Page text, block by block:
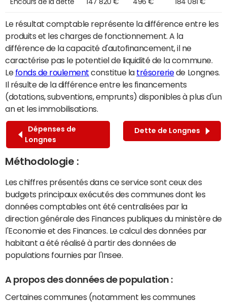
Le résultat comptable représente la différence entre les
produits et les charges de fonctionnement. A la
différence de la capacité d'autofinancement, il ne
caractérise pas le potentiel de liquidité de la commune.
Le fonds de roulement constitue la trésoreriede Longnes.
Il résulte de la différence entre les financements
(dotations, subventions, emprunts) disponibles à plus d'un
an et les immobilisations.
Dépenses de
Longnes
Dette de Longnes
Méthodologie :
Les chiffres présentés dans ce service sont ceux des
budgets principaux exécutés des communes dont les
données comptables ont été centralisées par la
direction générale des Finances publiques du ministère de
l'Economie et des Finances. Le calcul des données par
habitant a été réalisé à partir des données de
populations fournies par l'Insee.
A propos des données de population :
Certaines communes (notamment les communes